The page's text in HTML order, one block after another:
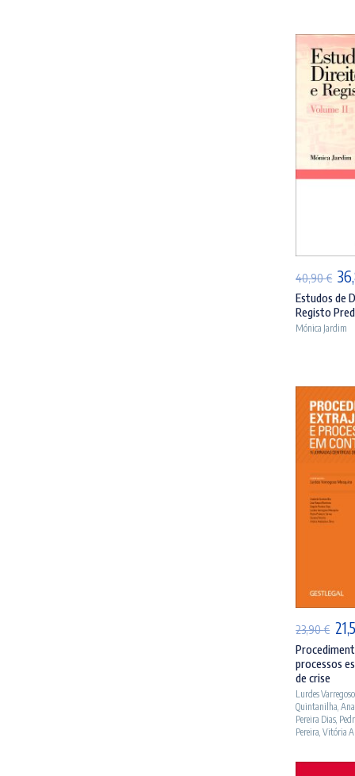
40,90€ O
Estudos de
Registo
Mónica Jardim
23,90€ O
era:
processos
de crise
Lurdes
Quintanilha,
Pereira Dias,
Pereira,Vitória